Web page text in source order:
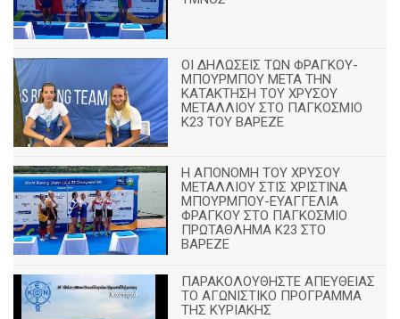
ΟΙ ΔΗΛΩΣΕΙΣ ΤΩΝ ΦΡΑΓΚΟΥ-
ΜΠΟΥΡΜΠΟΥ ΜΕΤΑ ΤΗΝ
ΚΑΤΑΚΤΗΣΗ ΤΟΥ ΧΡΥΣΟΥ
ΜΕΤΑΛΛΙΟΥ ΣΤΟ ΠΑΓΚΟΣΜΙΟ
Κ23 ΤΟΥ ΒΑΡΕΖΕ
Η ΑΠΟΝΟΜΗ ΤΟΥ ΧΡΥΣΟΥ
ΜΕΤΑΛΛΙΟΥ ΣΤΙΣ ΧΡΙΣΤΙΝΑ
ΜΠΟΥΡΜΠΟΥ-ΕΥΑΓΓΕΛΙΑ
ΦΡΑΓΚΟΥ ΣΤΟ ΠΑΓΚΟΣΜΙΟ
ΠΡΩΤΑΘΛΗΜΑ Κ23 ΣΤΟ
ΒΑΡΕΖΕ
ΠΑΡΑΚΟΛΟΥΘΗΣΤΕ ΑΠΕΥΘΕΙΑΣ
ΤΟ ΑΓΩΝΙΣΤΙΚΟ ΠΡΟΓΡΑΜΜΑ
ΤΗΣ ΚΥΡΙΑΚΗΣ